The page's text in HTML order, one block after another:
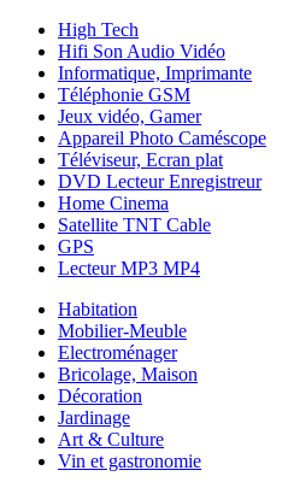
High Tech
Hifi Son Audio Vidéo
Informatique, Imprimante
Téléphonie GSM
Jeux vidéo, Gamer
Appareil Photo Caméscope
Téléviseur, Ecran plat
DVD Lecteur Enregistreur
Home Cinema
Satellite TNT Cable
GPS
Lecteur MP3 MP4
Habitation
Mobilier-Meuble
Electroménager
Bricolage, Maison
Décoration
Jardinage
Art & Culture
Vin et gastronomie